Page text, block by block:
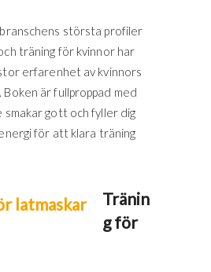
största profiler
träning för kvinnor har
erfarenhet av kvinnors
är fullproppad med
gott och fyller dig
för att klara träning
Tränin
g för